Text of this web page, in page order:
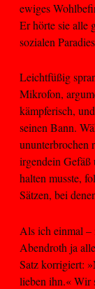
ewiges
Er hörte sie alle
sozialen
Leichtfüßig
Mikrofon,
kämpferisch,
seinen Bann.
ununterbrochen
irgendein Gefäß
halten musste,
Sätzen, bei
Als ich einmal –
Abendroth ja
Satz korrigiert:
lieben ihn.« Wir